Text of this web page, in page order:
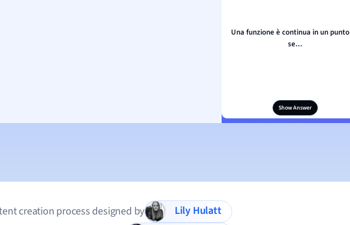
Una funzione è continua in un punto
se...
Show Answer
creation process designed by
Lily Hulatt